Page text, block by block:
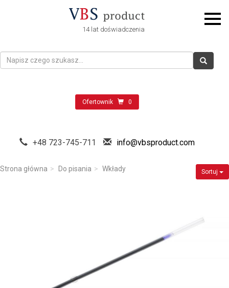
14 lat doświadczenia
Ofertownik 0
+48 723-745-711 info@vbsproduct.com
Strona główna Do pisania Wkłady Sortuj